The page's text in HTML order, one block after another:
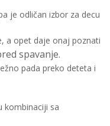
je odličan izbor za decu
a opet daje onaj poznati
spavanje.
pada preko deteta i
kombinaciji sa